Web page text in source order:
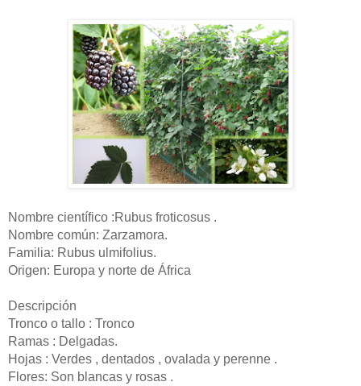
Nombre científico :Rubus froticosus .
Nombre común: Zarzamora.
Familia: Rubus ulmifolius.
Origen: Europa y norte de África
Descripción
Tronco o tallo : Tronco
Ramas : Delgadas.
Hojas : Verdes , dentados , ovalada y perenne .
Flores: Son blancas y rosas .